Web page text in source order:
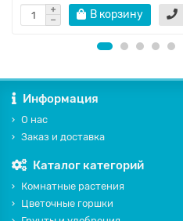
В корзину
Информация
О нас
Заказ и доставка
Каталог категорий
Комнатные растения
Цветочные горшки